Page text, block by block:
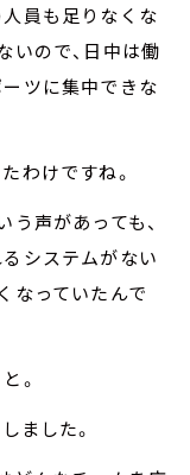
員も足りなくな
いので、日中は働
ツに集中できな
わけですね。
声があっても、
システムがない
なっていたんで
。
ました。